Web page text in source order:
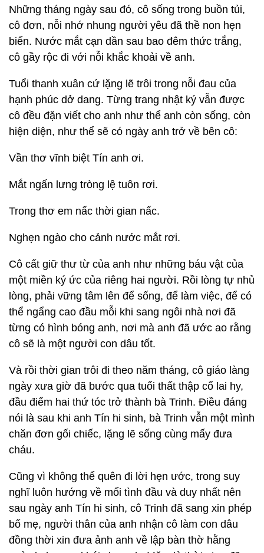
Những tháng ngày sau đó, cô sống trong buồn tủi,
cô đơn, nỗi nhớ nhung người yêu đã thề non hẹn
biển. Nước mắt cạn dần sau bao đêm thức trắng,
cô gầy rộc đi với nỗi khắc khoải về anh.
Tuổi thanh xuân cứ lặng lẽ trôi trong nỗi đau của
hạnh phúc dở dang. Từng trang nhật ký vẫn được
cô đều đặn viết cho anh như thể anh còn sống, còn
hiện diện, như thể sẽ có ngày anh trở về bên cô:
Vần thơ vĩnh biệt Tín anh ơi.
Mắt ngấn lưng tròng lệ tuôn rơi.
Trong thơ em nấc thời gian nấc.
Nghẹn ngào cho cảnh nước mắt rơi.
Cô cất giữ thư từ của anh như những báu vật của
một miền ký ức của riêng hai người. Rồi lòng tự nhủ
lòng, phải vững tâm lên để sống, để làm việc, để có
thể ngẩng cao đầu mỗi khi sang ngôi nhà nơi đã
từng có hình bóng anh, nơi mà anh đã ước ao rằng
cô sẽ là một người con dâu tốt.
Và rồi thời gian trôi đi theo năm tháng, cô giáo làng
ngày xưa giờ đã bước qua tuổi thất thập cổ lai hy,
đầu điểm hai thứ tóc trở thành bà Trinh. Điều đáng
nói là sau khi anh Tín hi sinh, bà Trinh vẫn một mình
chăn đơn gối chiếc, lặng lẽ sống cùng mấy đưa
cháu.
Cũng vì không thể quên đi lời hẹn ước, trong suy
nghĩ luôn hướng về mối tình đầu và duy nhất nên
sau ngày anh Tín hi sinh, cô Trinh đã sang xin phép
bố mẹ, người thân của anh nhận cô làm con dâu
đồng thời xin đưa ảnh anh về lập bàn thờ hằng